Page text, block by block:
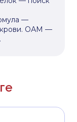
—
крови. ОАМ —